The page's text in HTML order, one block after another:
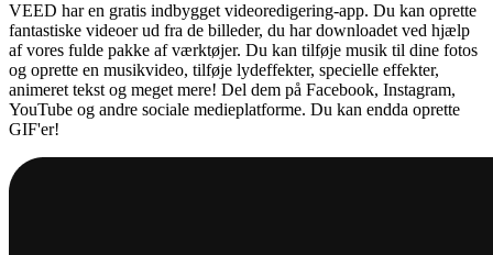
VEED har en gratis indbygget videoredigering-app. Du kan oprette
fantastiske videoer ud fra de billeder, du har downloadet ved hjælp
af vores fulde pakke af værktøjer. Du kan tilføje musik til dine fotos
og oprette en musikvideo, tilføje lydeffekter, specielle effekter,
animeret tekst og meget mere! Del dem på Facebook, Instagram,
YouTube og andre sociale medieplatforme. Du kan endda oprette
GIF'er!